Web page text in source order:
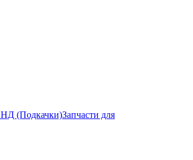
(Подкачки)Запчасти для